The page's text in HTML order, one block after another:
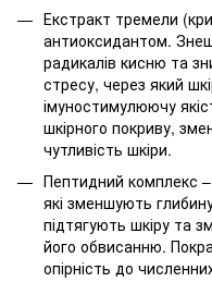
Екстракт тремели
антиоксидантом.
радикалів кисню та
стресу, через який
імуностимулюючу
шкірного покриву,
чутливість шкіри.
Пептидний комплекс –
які зменшують
підтягують шкіру та
його обвисанню.
опірність до